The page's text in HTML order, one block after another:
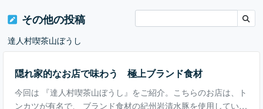
その他の投稿
達人村喫茶山ぼうし
隠れ家的なお店で味わう 極上ブランド食材
今回は 『達人村喫茶山ぼうし』をご紹介。こちらのお店は、ト
ンカツが有名で、 ブランド食材の紀州岩清水豚を使用していま